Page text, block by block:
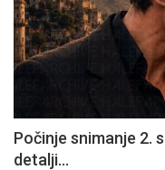
Počinje snimanje 2.
detalji...